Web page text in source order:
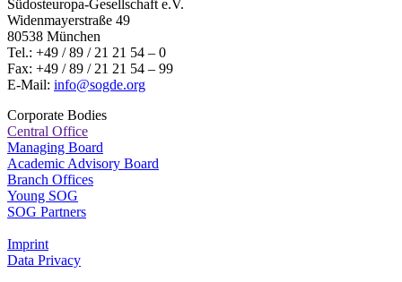
Südosteuropa-Gesellschaft e.V.
Widenmayerstraße 49
80538 München
Tel.: +49 / 89 / 21 21 54 – 0
Fax: +49 / 89 / 21 21 54 – 99
E-Mail: info@sogde.org
Corporate Bodies
Central Office
Managing Board
Academic Advisory Board
Branch Offices
Young SOG
SOG Partners
Imprint
Data Privacy